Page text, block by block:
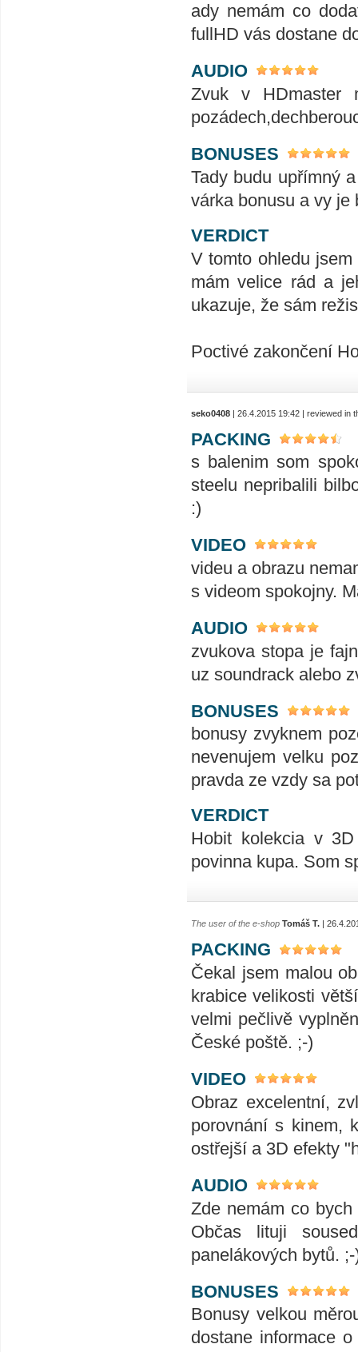
ady nemám co
fullHD vás dostane
AUDIO
Zvuk v HDmaster
BONUSES
Tady budu upřímný
várka bonusu a vy je
VERDICT
V tomto ohledu
mám velice rád a
ukazuje, že sám
Poctivé zakončení
seko0408 | 26.4.2015 19:42 | reviewed in
PACKING
s balenim som
steelu nepribalili
:)
VIDEO
videu a obrazu
s videom spokojny.
AUDIO
zvukova stopa je
uz soundrack alebo
BONUSES
bonusy zvyknem
nevenujem velku
pravda ze vzdy sa
VERDICT
Hobit kolekcia v
povinna kupa. Som
The user of the e-shop Tomáš T. |
PACKING
Čekal jsem malou
krabice velikosti
velmi pečlivě
České poště. ;-)
VIDEO
Obraz excelentní,
porovnání s kinem,
ostřejší a 3D efekty
AUDIO
Zde nemám co
Občas lituji
panelákových bytů. ;-
BONUSES
Bonusy velkou
dostane informace